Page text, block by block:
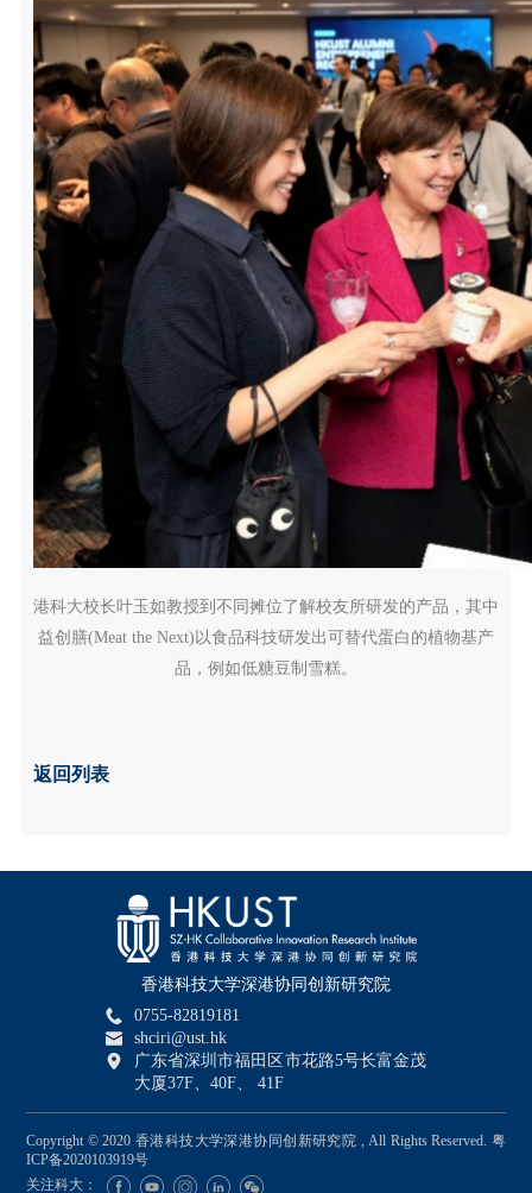
港科大校长叶玉如教授到不同摊位了解校友所研发的产品，其中
益创膳(Meat the Next)以食品科技研发出可替代蛋白的植物基产
品，例如低糖豆制雪糕。
返回列表
香港科技大学深港协同创新研究院
0755-82819181
shciri@ust.hk
广东省深圳市福田区市花路5号长富金茂
大厦37F、40F、 41F
Copyright © 2020 香港科技大学深港协同创新研究院 , All Rights Reserved. 粤
ICP备2020103919号
关注科大：